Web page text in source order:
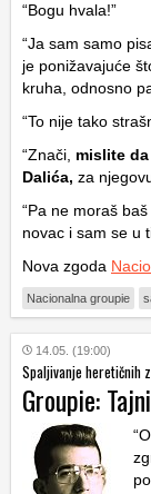
“Bogu hvala!”
“Ja sam samo
je ponižavajuće
kruha, odnosno
“To nije tako
“Znači, mislite
Dalića, za
“Pa ne moraš
novac i sam se u
Nova zgoda
Nacionalna groupie
14.05. (19:00)
Spaljivanje heretičnih
Groupie: